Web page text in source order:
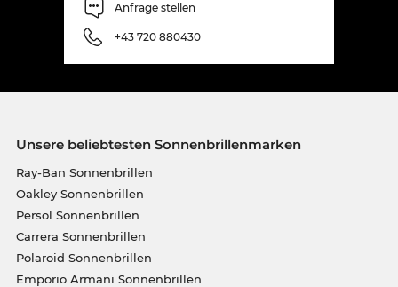
Anfrage stellen
+43 720 880430
Unsere beliebtesten Sonnenbrillenmarken
Ray-Ban Sonnenbrillen
Oakley Sonnenbrillen
Persol Sonnenbrillen
Carrera Sonnenbrillen
Polaroid Sonnenbrillen
Emporio Armani Sonnenbrillen